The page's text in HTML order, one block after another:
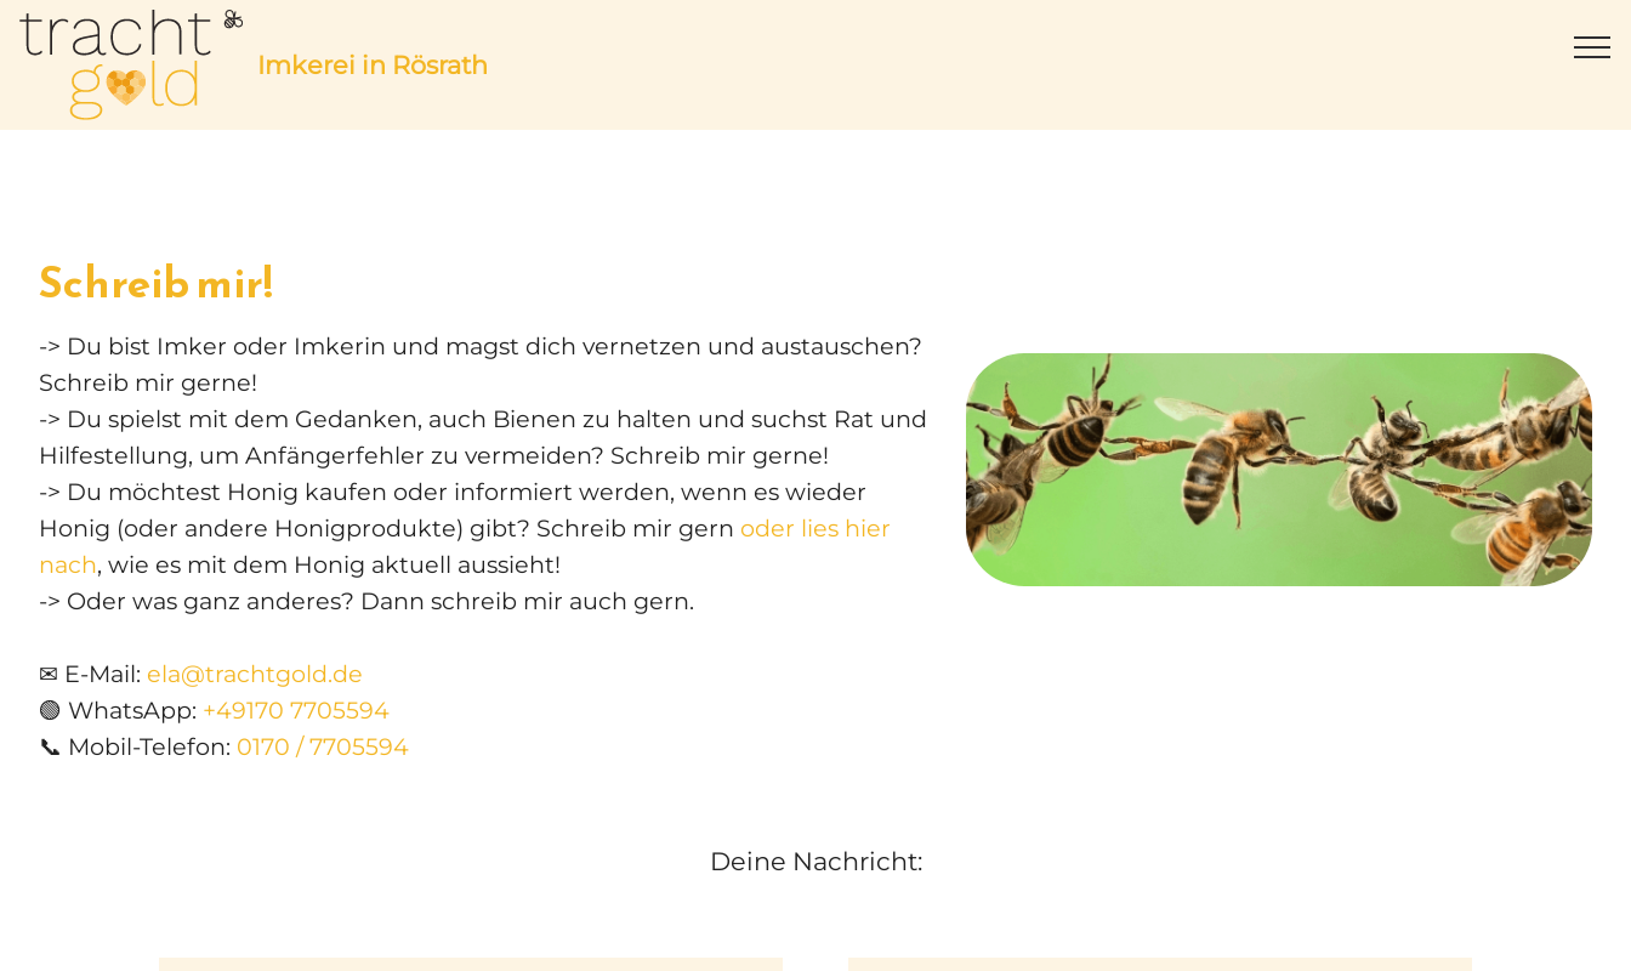
Imkerei in Rösrath
Schreib mir!
-> Du bist Imker oder Imkerin und magst dich vernetzen und austauschen?
Schreib mir gerne!
-> Du spielst mit dem Gedanken, auch Bienen zu halten und suchst Rat und
Hilfestellung, um Anfängerfehler zu vermeiden? Schreib mir gerne!
-> Du möchtest Honig kaufen oder informiert werden, wenn es wieder
Honig (oder andere Honigprodukte) gibt? Schreib mir gern oder lies hier
nach, wie es mit dem Honig aktuell aussieht!
-> Oder was ganz anderes? Dann schreib mir auch gern.
✉ E-Mail: ela@trachtgold.de
🟢 WhatsApp: +49170 7705594
📞 Mobil-Telefon: 0170 / 7705594
Deine Nachricht: